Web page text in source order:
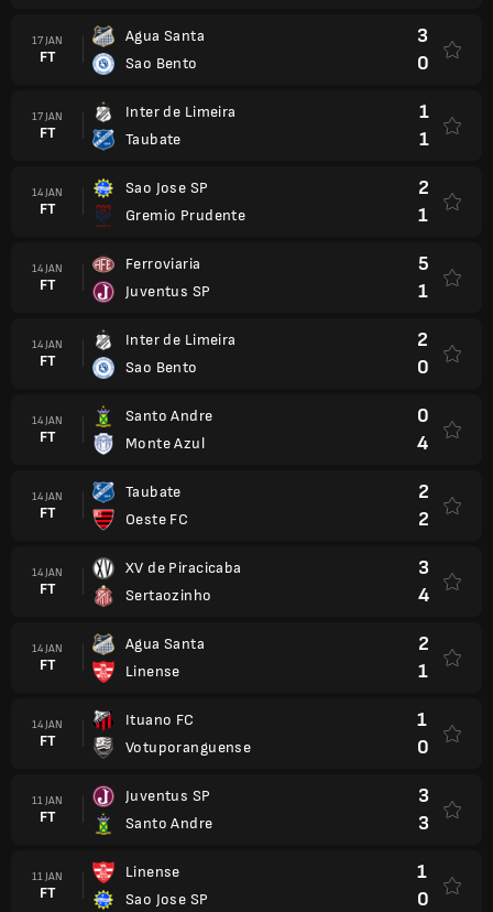
17 JAN
FT
Agua Santa
Sao Bento
3
0
17 JAN
FT
Inter de Limeira
Taubate
1
1
14 JAN
FT
Sao Jose SP
Gremio Prudente
2
1
14 JAN
FT
Ferroviaria
Juventus SP
5
1
14 JAN
FT
Inter de Limeira
Sao Bento
2
0
14 JAN
FT
Santo Andre
Monte Azul
0
4
14 JAN
FT
Taubate
Oeste FC
2
2
14 JAN
FT
XV de Piracicaba
Sertaozinho
3
4
14 JAN
FT
Agua Santa
Linense
2
1
14 JAN
FT
Ituano FC
Votuporanguense
1
0
11 JAN
FT
Juventus SP
Santo Andre
3
3
11 JAN
FT
Linense
Sao Jose SP
1
0